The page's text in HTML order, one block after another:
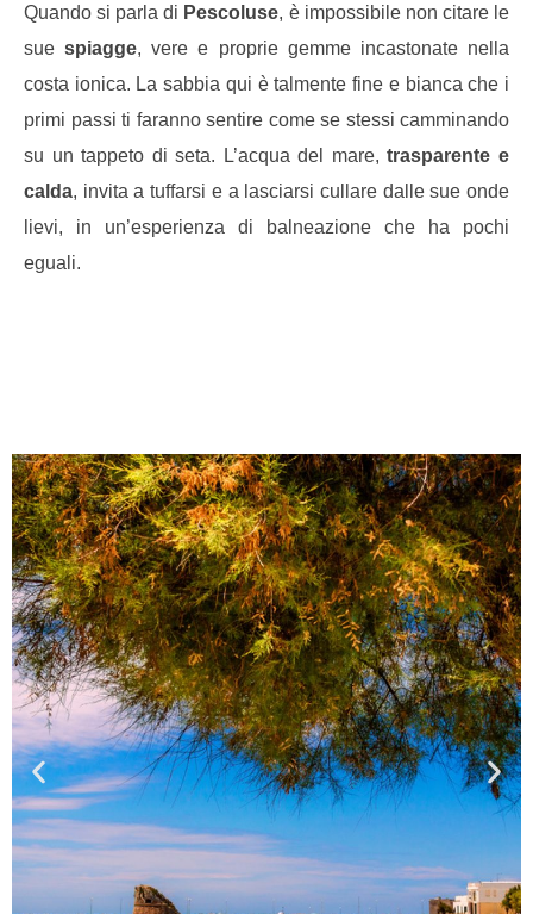
Quando si parla di Pescoluse, è impossibile non citare le
suespiagge, vere e proprie gemme incastonate nella
costa ionica. La sabbia qui è talmente fine e bianca che i
primi passi ti faranno sentire come se stessi camminando
su un tappeto di seta. L’acqua del mare,trasparente e
calda, invita a tuffarsi e a lasciarsi cullare dalle sue onde
lievi, in un’esperienza di balneazione che ha pochi
eguali.